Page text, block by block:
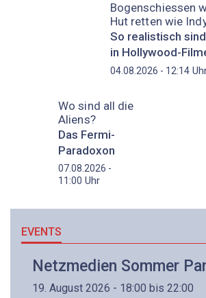
Bogenschiessen
Hut retten wie
So realistisch
in Hollywood-
04.08.2026 - 12:14
Wo sind all die
Aliens?
Das Fermi-
Paradoxon
07.08.2026 -
11:00 Uhr
EVENTS
Netzmedien Sommer
19. August 2026 - 18:00 bis 22:00